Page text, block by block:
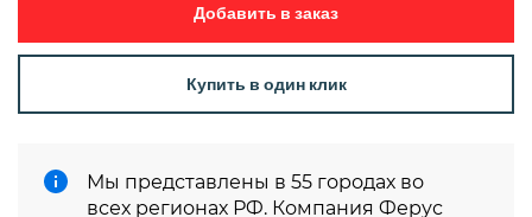
Добавить в заказ
Купить в один клик
Мы представлены в 55 городах во
всех регионах РФ. Компания Ферус